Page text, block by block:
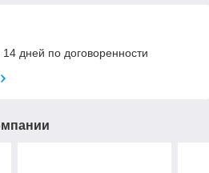
дней по договоренности